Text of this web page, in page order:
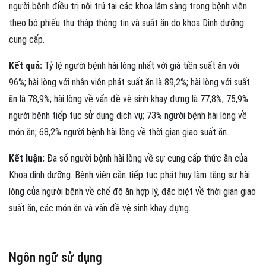
Ngôn ngữ sử dụng
người bệnh điều trị nội trú tại các khoa lâm sàng trong bệnh viện
theo bộ phiếu thu thập thông tin và suất ăn do khoa Dinh dưỡng
cung cấp.
Kết quả: Tỷ lệ người bệnh hài lòng nhất với giá tiền suất ăn với
96%; hài lòng với nhân viên phát suất ăn là 89,2%; hài lòng với suất
ăn là 78,9%; hài lòng về vấn đề vệ sinh khay đựng là 77,8%; 75,9%
người bệnh tiếp tục sử dụng dịch vụ; 73% người bệnh hài lòng về
món ăn; 68,2% người bệnh hài lòng về thời gian giao suất ăn.
Kết luận: Đa số người bệnh hài lòng về sự cung cấp thức ăn của
Khoa dinh dưỡng. Bệnh viện cần tiếp tục phát huy làm tăng sự hài
lòng của người bệnh về chế độ ăn hợp lý, đặc biệt về thời gian giao
suất ăn, các món ăn và vấn đề vệ sinh khay đựng.